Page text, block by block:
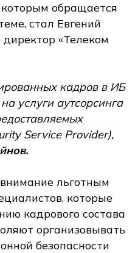
обращается
стал Евгений
«Телеком
кадров в ИБ
услуги аутсорсинга
Service Provider),
льготным
которые
кадрового состава
организовывать
безопасности